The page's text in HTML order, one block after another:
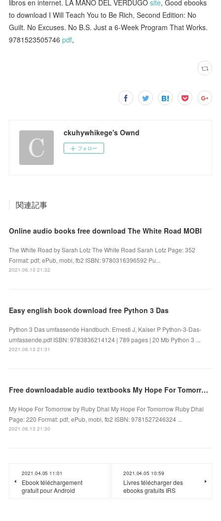
libros en internet. LA MANO DEL VERDUGOsite, Good ebooks
to download I Will Teach You to Be Rich, Second Edition: No
Guilt. No Excuses. No B.S. Just a 6-Week Program That Works.
9781523505746pdf,
ckuhywhikege's Ownd
フォロー
関連記事
Online audio books free download The White Road MOBI
The White Road by Sarah Lotz The White Road Sarah Lotz Page: 352
Format: pdf, ePub, mobi, fb2 ISBN: 9780316396592 Pu...
2021.06.13 21:32
Easy english book download free Python 3 Das
Python 3 Das umfassende Handbuch. Ernesti J, Kaiser P Python-3-Das-
umfassende.pdf ISBN: 9783836214124 | 789 pages | 20 Mb Python 3 ...
2021.06.13 21:31
Free downloadable audio textbooks My Hope For Tomorrow English version by Ruby Dhal
My Hope For Tomorrow by Ruby Dhal My Hope For Tomorrow Ruby Dhal
Page: 220 Format: pdf, ePub, mobi, fb2 ISBN: 9781527246324 ...
2021.06.13 21:30
2021.04.05 11:01
Ebook téléchargement
gratuit pour Android
2021.04.05 10:59
Livres télécharger des
ebooks gratuits IRS